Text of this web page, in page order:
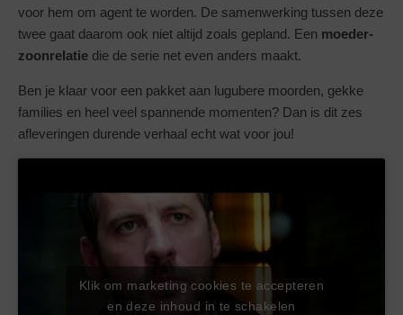
voor hem om agent te worden. De samenwerking tussen deze
twee gaat daarom ook niet altijd zoals gepland. Een moeder-
zoonrelatie die de serie net even anders maakt.
Ben je klaar voor een pakket aan lugubere moorden, gekke
families en heel veel spannende momenten? Dan is dit zes
afleveringen durende verhaal echt wat voor jou!
Klik om marketing cookies te accepteren
en deze inhoud in te schakelen